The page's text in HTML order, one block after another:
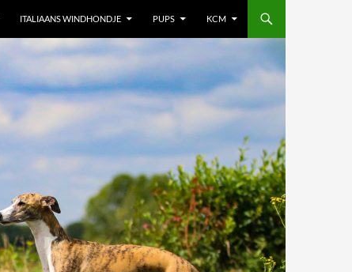
ITALIAANS WINDHONDJE PUPS KCM